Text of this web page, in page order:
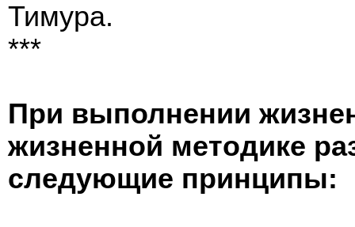
Тимура.
***
При выполнении
жизненной методике
следующие принципы: